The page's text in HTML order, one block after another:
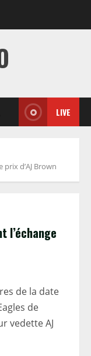
LIVE
d’AJ Brown
l’échange
de la date
de
vedette AJ